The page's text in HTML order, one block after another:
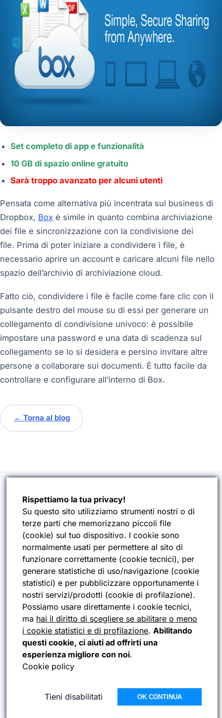
Set completo di app e funzionalità
10 GB di spazio online gratuito
Sarà troppo avanzato per alcuni utenti
Pensata come alternativa più incentrata sul business di
Dropbox, Box è simile in quanto combina archiviazione
dei file e sincronizzazione con la condivisione dei
file. Prima di poter iniziare a condividere i file, è
necessario aprire un account e caricare alcuni file nello
spazio dell’archivio di archiviazione cloud.
Fatto ciò, condividere i file è facile come fare clic con il
pulsante destro del mouse su di essi per generare un
collegamento di condivisione univoco: è possibile
impostare una password e una data di scadenza sul
collegamento se lo si desidera e persino invitare altre
persone a collaborare sui documenti. È tutto facile da
controllare e configurare all’interno di Box.
← Torna al blog
INFORMATICA
Tecnologia, software, cloud
e contenuti per aziende che
vogliono evolversi davvero.
AZIENDA
Chi siamo
News
Privacy Policy
Cookie Policy
SERVIZI
Sviluppo Web
Software & Piattaforme
AI & Automazioni
Produzione video &
CONTATTI
Via G.B. Morgagni 3,
33170 Pordenone (PN)
info@es-informatica.it
+39 327 0107325
Rispettiamo la tua privacy!
Su questo sito utilizziamo strumenti nostri o di
terze parti che memorizzano piccoli file
(cookie) sul tuo dispositivo. I cookie sono
normalmente usati per permettere al sito di
funzionare correttamente (cookie tecnici), per
generare statistiche di uso/navigazione (cookie
statistici) e per pubblicizzare opportunamente i
nostri servizi/prodotti (cookie di profilazione).
Possiamo usare direttamente i cookie tecnici,
ma hai il diritto di scegliere se abilitare o meno
i cookie statistici e di profilazione.Abilitando
questi cookie, ci aiuti ad offrirti una
esperienza migliore con noi.
Cookie policy
OK CONTINUA
Tieni disabilitati